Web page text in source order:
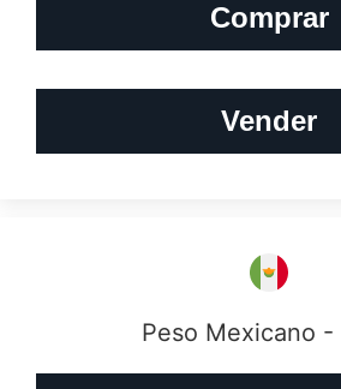
Comprar
Vender
Peso Mexicano -